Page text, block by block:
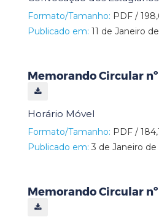
Formato/Tamanho: PDF /
Publicado em: 11 de Janeiro
Memorando Circular nº
Horário Móvel
Formato/Tamanho: PDF /
Publicado em: 3 de Janeiro de
Memorando Circular nº